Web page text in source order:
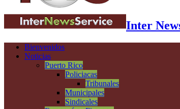
Inter
Bienvenidos
Noticias
Puerto Rico
Policiacas
Tribunales
Municipales
Sindicales